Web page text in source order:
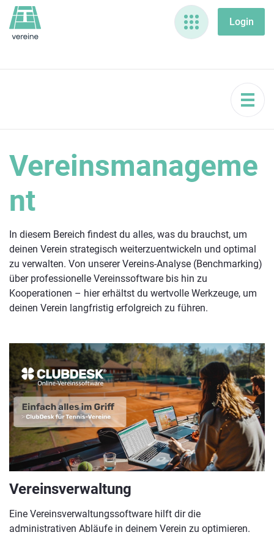
Vereinsmanageme
nt
In diesem Bereich findest du alles, was du brauchst, um
deinen Verein strategisch weiterzuentwickeln und optimal
zu verwalten. Von unserer Vereins-Analyse (Benchmarking)
über professionelle Vereinssoftware bis hin zu
Kooperationen – hier erhältst du wertvolle Werkzeuge, um
deinen Verein langfristig erfolgreich zu führen.
Vereinsverwaltung
Eine Vereinsverwaltungssoftware hilft dir die
administrativen Abläufe in deinem Verein zu optimieren.